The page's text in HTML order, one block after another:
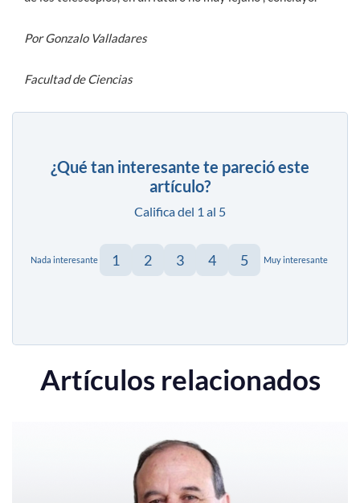
Por Gonzalo Valladares
Facultad de Ciencias
¿Qué tan interesante te pareció este
artículo?
Califica del 1 al 5
Nada interesante 1 2 3 4 5 Muy interesante
Artículos relacionados